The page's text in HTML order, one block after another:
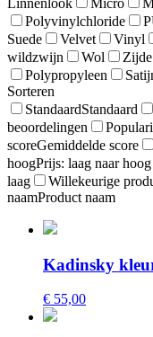
Polyvinylchloride
Suede
Velvet Vinyl
wildzwijn
Wol Zijde
Polypropyleen
Sorteren
StandaardStandaard
beoordelingen
scoreGemiddelde score
hoogPrijs: laag naar hoog
laag
Willekeurige
naamProduct naam
Kadinsky
€ 55,00